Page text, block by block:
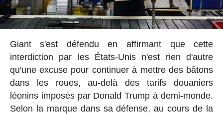
Giant s'est défendu en affirmant que cette
interdiction par les États-Unis n'est rien d'autre
qu'une excuse pour continuer à mettre des bâtons
dans les roues, au-delà des tarifs douaniers
léonins imposés par Donald Trump à demi-monde.
Selon la marque dans sa défense, au cours de la